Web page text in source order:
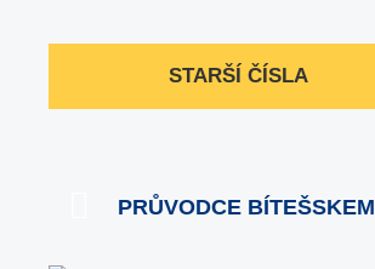
STARŠÍ ČÍSLA
PRŮVODCE BÍTEŠSKEM